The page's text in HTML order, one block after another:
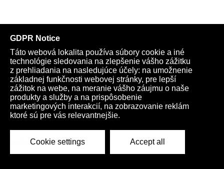
systémom, ktorý je v priamom rozpore so stanoviskami pápeža
a postojmi slovenských katolíckych biskupov“
Zlomyseľní hľadajú slabomyseľných a slaboduchých
VIDEO: Progresívci & spol. protestovali proti Ficovej vláde s
americkými a ukrajinskými vlajkami. Europoslanec Mazurek
im odkazuje, že nástupom Donalda Trumpa o svojho hlavného
spojenca v USA prišli, len im to ešte nedošlo. „Totálne
prehrávate!,“ skonštatoval a pripomenul im otvorenú vojnu,
ktorú ich progresívnej agende vyhlásil nový americký
Ďalšie sekcie:
Nájdené v archíve Gustáva Murína